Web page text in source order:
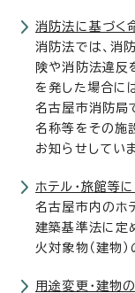
消防法に基づく
消防法では、消
険や消防法違反
を発した場合に
名古屋市消防局
名称等をその施
お知らせしていま
ホテル・旅館等
名古屋市内のホ
建築基準法に定
火対象物（建物
用途変更・建物